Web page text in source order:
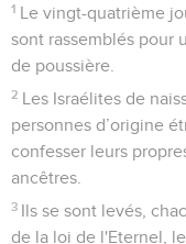
1 Le vingt-quatrième
sont rassemblés pour
de poussière.
2 Les Israélites de
personnes d’origine
confesser leurs
ancêtres.
3 Ils se sont levés,
de la loi de l'Eternel,